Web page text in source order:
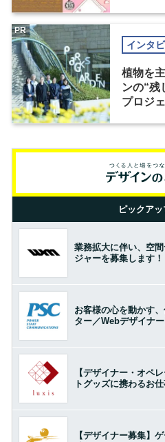
インタ
植物を
ンの“残
プロジ
PR
ピックアッ
業務拡大に伴い、空
ジャーを募集します！
お客様の心を動かす
ター／Webデザイナー
【デザイナー・オペ
トグッズに携わるお仕
【デザイナー募集】